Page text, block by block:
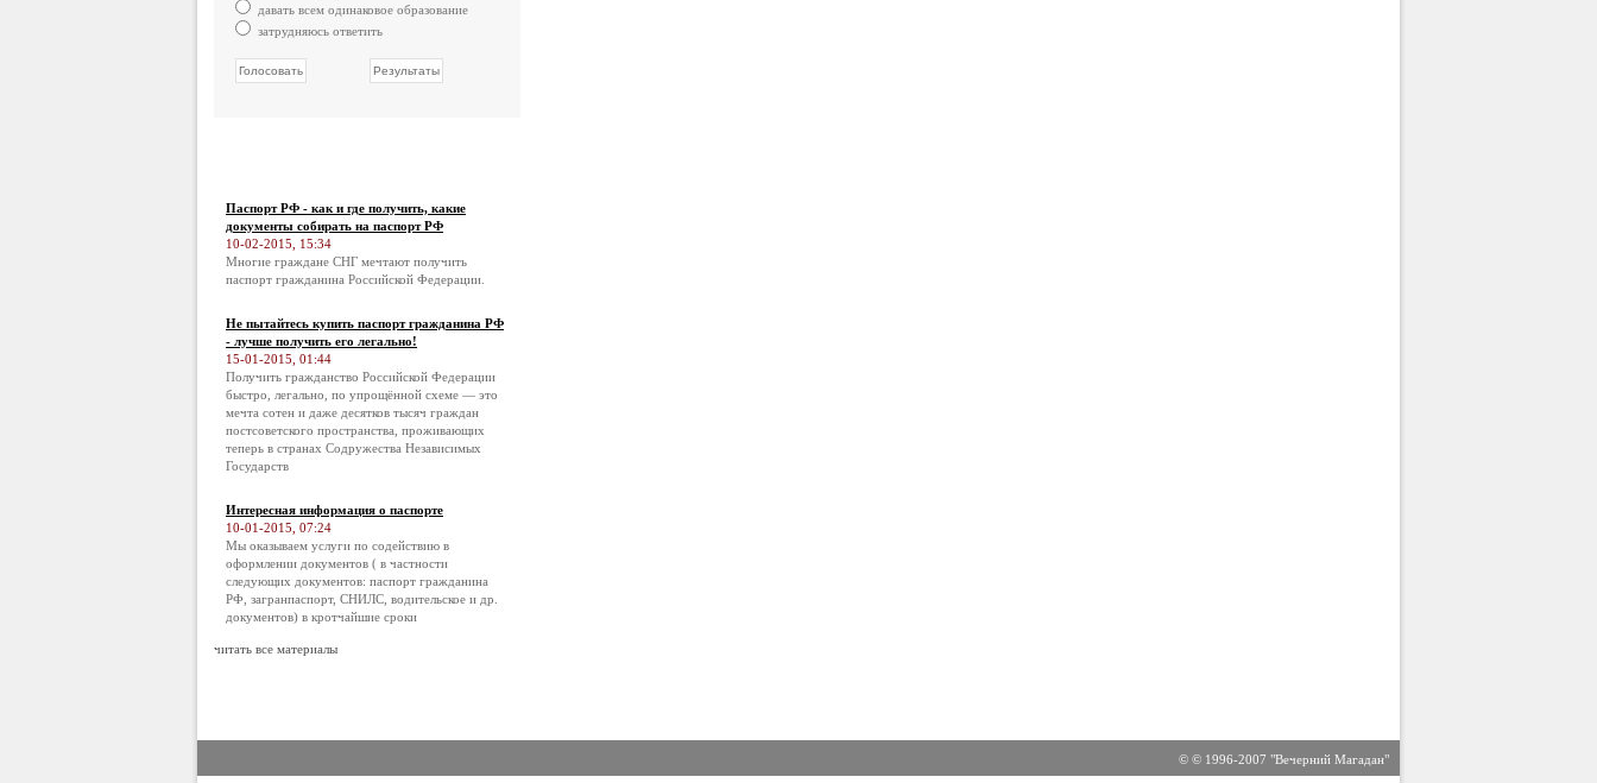
давать всем одинаковое образование
затрудняюсь ответить
Паспорт РФ - как и где получить, какие
документы собирать на паспорт РФ
10-02-2015, 15:34
Многие граждане СНГ мечтают получить
паспорт гражданина Российской Федерации.
Не пытайтесь купить паспорт гражданина РФ
- лучше получить его легально!
15-01-2015, 01:44
Получить гражданство Российской Федерации
быстро, легально, по упрощённой схеме — это
мечта сотен и даже десятков тысяч граждан
постсоветского пространства, проживающих
теперь в странах Содружества Независимых
Государств
Интересная информация о паспорте
10-01-2015, 07:24
Мы оказываем услуги по содействию в
оформлении документов ( в частности
следующих документов: паспорт гражданина
РФ, загранпаспорт, СНИЛС, водительское и др.
документов) в кротчайшие сроки
читать все материалы
© © 1996-2007 "Вечерний Магадан"